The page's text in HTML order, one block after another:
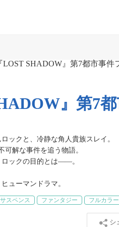
』第7
ックと、冷静な角人貴族スレイ。
可解な事件を追う物語。
ックの目的とは――。
ューマンドラマ。
スペンス ファンタジー フルカラー
シ